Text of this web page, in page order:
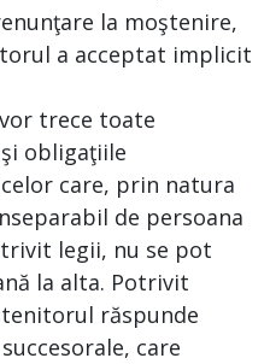
la moştenire,
a acceptat implicit
trece toate
obligaţiile
care, prin natura
de persoana
legii, nu se pot
la alta. Potrivit
răspunde
care